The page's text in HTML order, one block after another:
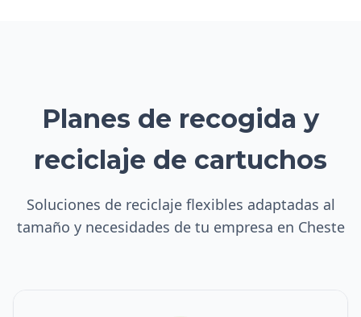
Planes de recogida y
reciclaje de cartuchos
Soluciones de reciclaje flexibles adaptadas al
tamaño y necesidades de tu empresa en Cheste